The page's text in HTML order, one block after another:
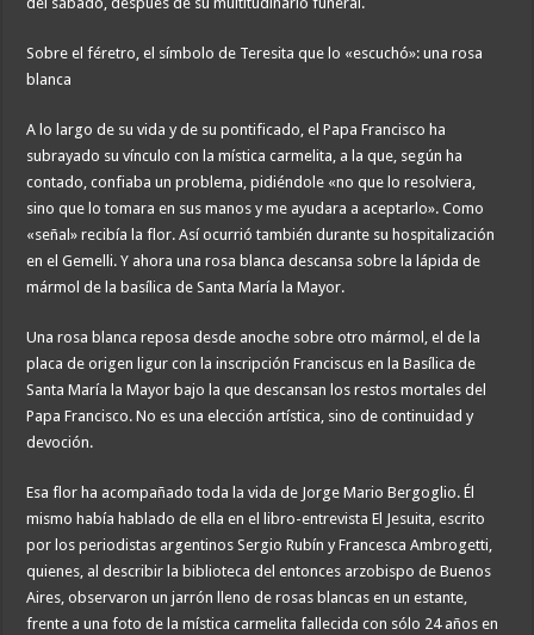
Sobre el féretro, el símbolo de Teresita que lo «escuchó»: una rosa
blanca
A lo largo de su vida y de su pontificado, el Papa Francisco ha
subrayado su vínculo con la mística carmelita, a la que, según ha
contado, confiaba un problema, pidiéndole «no que lo resolviera,
sino que lo tomara en sus manos y me ayudara a aceptarlo». Como
«señal» recibía la flor. Así ocurrió también durante su hospitalización
en el Gemelli. Y ahora una rosa blanca descansa sobre la lápida de
mármol de la basílica de Santa María la Mayor.
Una rosa blanca reposa desde anoche sobre otro mármol, el de la
placa de origen ligur con la inscripción Franciscus en la Basílica de
Santa María la Mayor bajo la que descansan los restos mortales del
Papa Francisco. No es una elección artística, sino de continuidad y
devoción.
Esa flor ha acompañado toda la vida de Jorge Mario Bergoglio. Él
mismo había hablado de ella en el libro-entrevista El Jesuita, escrito
por los periodistas argentinos Sergio Rubín y Francesca Ambrogetti,
quienes, al describir la biblioteca del entonces arzobispo de Buenos
Aires, observaron un jarrón lleno de rosas blancas en un estante,
frente a una foto de la mística carmelita fallecida con sólo 24 años en